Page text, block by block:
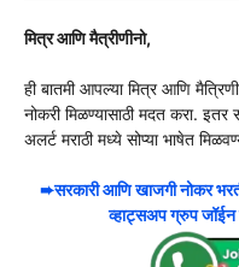
मित्र आणि मैत्रीणीनो,
ही बातमी आपल्या मित्र आणि
नोकरी मिळण्यासाठी मदत करा.
अलर्ट मराठी मध्ये सोप्या भाषेत
➨सरकारी आणि खाजगी नोकर
व्हाट्सअप ग्रुप जॉईन